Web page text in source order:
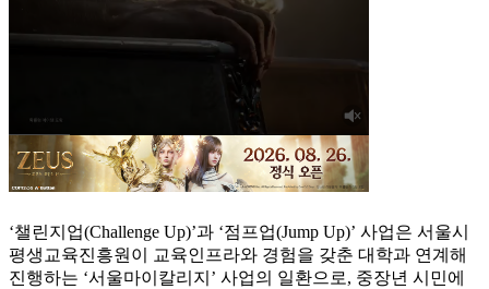
‘챌린지업(Challenge Up)’과 ‘점프업(Jump Up)’ 사업은 서울시
평생교육진흥원이 교육인프라와 경험을 갖춘 대학과 연계해
진행하는 ‘서울마이칼리지’ 사업의 일환으로, 중장년 시민에